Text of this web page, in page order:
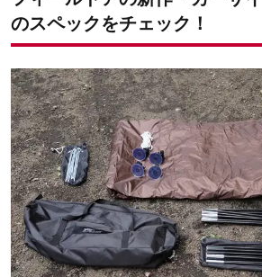
のスペックをチェック！